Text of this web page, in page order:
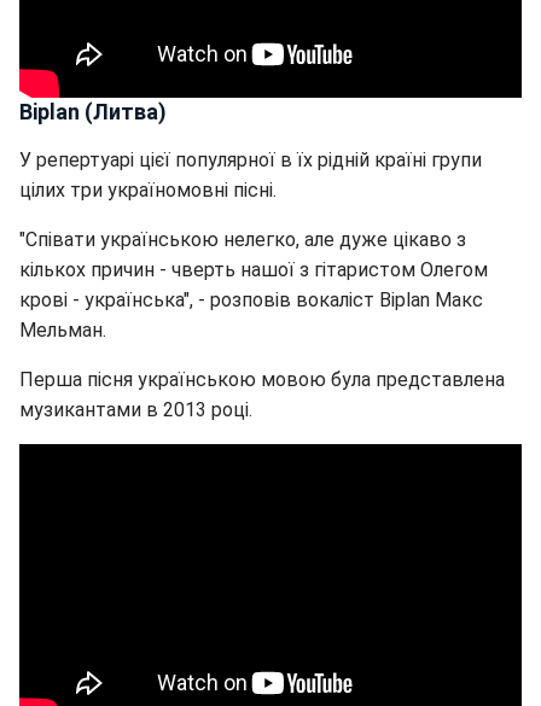
Biplan (Литва)
У репертуарі цієї популярної в їх рідній країні групи
цілих три україномовні пісні.
"Співати українською нелегко, але дуже цікаво з
кількох причин - чверть нашої з гітаристом Олегом
крові - українська", - розповів вокаліст Biplan Макс
Мельман.
Перша пісня українською мовою була представлена
музикантами в 2013 році.